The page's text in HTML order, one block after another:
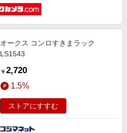
オークス コンロすきまラック
LS1543
￥ 2,720
1.5%
ストアにすすむ